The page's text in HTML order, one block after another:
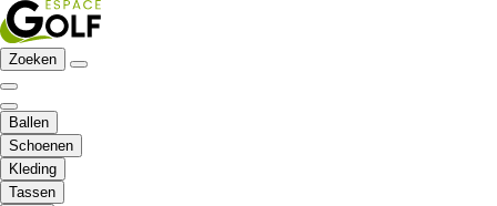
Zoeken
Ballen
Schoenen
Kleding
Tassen